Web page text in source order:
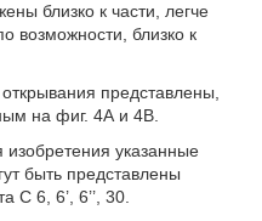
близко к части, легче
возможности, близко к
представлены,
на фиг. 4А и 4В.
указанные
быть представлены
6, 6’, 6’’, 30.